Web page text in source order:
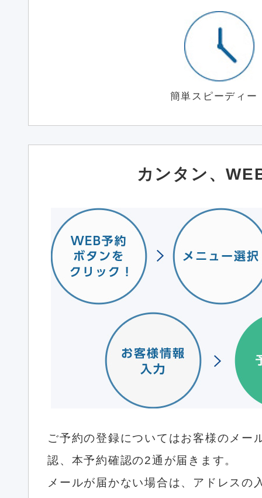
簡単スピーディー
カンタン、
ご予約の登録についてはお客様のメー
認、本予約確認の2通が届きます。
メールが届かない場合は、アドレスの